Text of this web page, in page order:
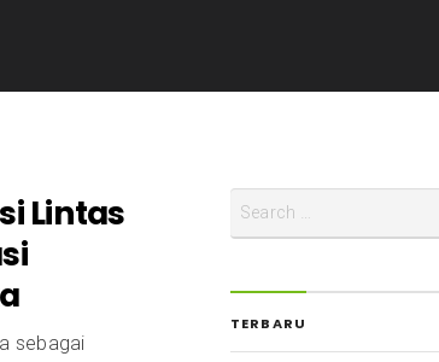
Lintas
sebagai
TERBARU